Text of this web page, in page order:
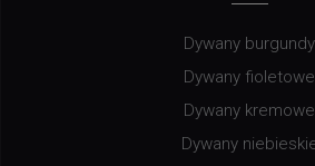
Dywany burgundy
Dywany fioletowe
Dywany kremowe
Dywany